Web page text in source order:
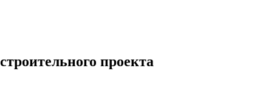
проекта